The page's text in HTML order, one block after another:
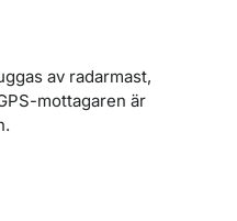
av radarmast,
mottagaren är